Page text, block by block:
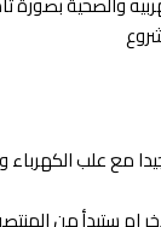
علب الكهرباء